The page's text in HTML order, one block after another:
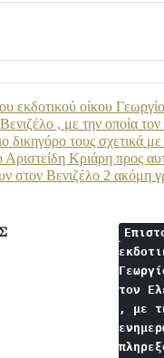
εκδοτικού οίκου
, με την οποία
δικηγόρο τους σχετικά με
Αριστείδη Κριάρη προς
στον Βενιζέλο 2 ακόμη
τον
, με